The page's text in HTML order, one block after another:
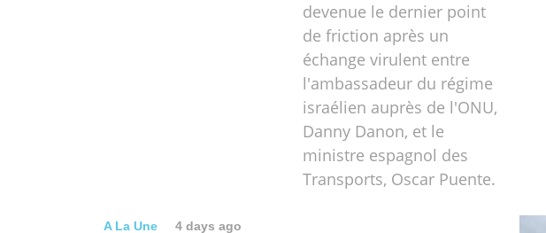
devenue le dernier point
de friction après un
échange virulent entre
l'ambassadeur du régime
israélien auprès de l'ONU,
Danny Danon, et le
ministre espagnol des
Transports, Oscar Puente.
A La Une 4 days ago